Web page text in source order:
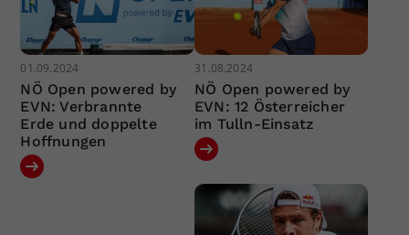
01.09.2024
NÖ Open powered by
EVN: Verbrannte
Erde und doppelte
Hoffnungen
31.08.2024
NÖ Open powered by
EVN: 12 Österreicher
im Tulln-Einsatz